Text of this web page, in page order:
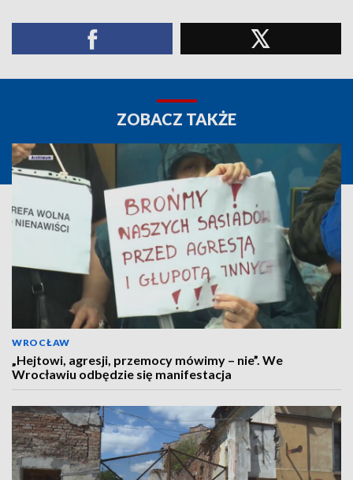
ZOBACZ TAKŻE
WROCŁAW
„Hejtowi, agresji, przemocy mówimy – nie”. We
Wrocławiu odbędzie się manifestacja